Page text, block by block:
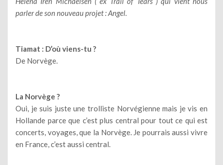
parler de son nouveau projet : Angel.
Tiamat : D’où viens-tu ?
De Norvège.
La Norvège ?
Oui, je suis juste une trolliste Norvégienne mais je vis en
Hollande parce que c’est plus central pour tout ce qui est
concerts, voyages, que la Norvège. Je pourrais aussi vivre
en France, c’est aussi central.